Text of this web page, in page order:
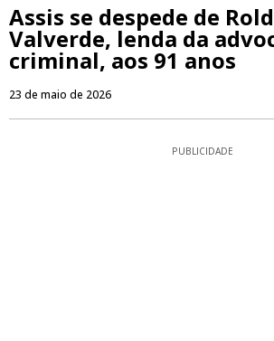
Assis se despede de
Valverde, lenda da
criminal, aos 91 anos
23 de maio de 2026
PUBLICIDADE